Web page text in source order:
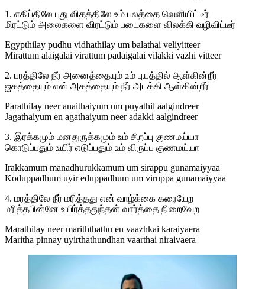
1. எகிப்திலே புது விதத்திலே உம் பலத்தை வெளியிட்டீர்
மிரட்டும் அலைகளை விரட்டும் படைகளை விலக்கி வழிவிட்டீர்
Egypthilay pudhu vidhathilay um balathai veliyitteer
Mirattum alaigalai virattum padaigalai vilakki vazhi vitteer
2. பரத்திலே நீர் அனைத்தையும் உம் புயத்தில் ஆள்கின்றீர்
ஜகத்தையும் என் அகத்தையும் நீர் அடக்கி ஆள்கின்றீர்
Parathilay neer anaithaiyum um puyathil aalgindreer
Jagathaiyum en agathaiyum neer adakki aalgindreer
3. இரக்கமும் மனதுருக்கமும் உம் சிறப்பு குணமய்யா
கொடுப்பதும் உயிர் எடுப்பதும் உம் விருப்ப குணமய்யா
Irakkamum manadhurukkamum um sirappu gunamaiyyaa
Koduppadhum uyir eduppadhum um viruppa gunamaiyyaa
4. மரத்திலே நீர் மரித்தது என் வாழ்க்கை கரையேற
மரித்தபின்னே உயிர்த்ததுந்தன் வார்த்தை நிறைவேற
Marathilay neer mariththathu en vaazhkai karaiyaera
Maritha pinnay uyirthathundhan vaarthai niraivaera